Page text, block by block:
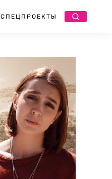
СПЕЦПРОЕКТЫ